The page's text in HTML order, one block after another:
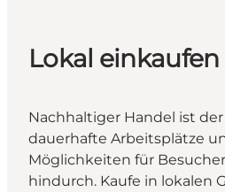
Lokal einkaufen
Nachhaltiger Handel ist
dauerhafte Arbeitsplätze
Möglichkeiten für
hindurch. Kaufe in lokalen